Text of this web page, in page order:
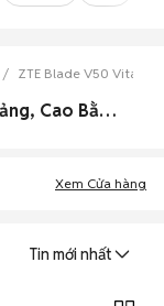
ZTE Blade V50 Vita
0 Zte Blade V50 Vita cũ Huyện Hà Quảng, Cao Bằng đẹp
Xem Cửa hàng
Tin mới nhất